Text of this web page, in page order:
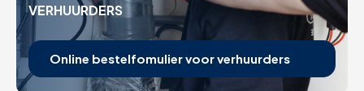
VERHUURDERS
Online bestelfomulier voor verhuurders